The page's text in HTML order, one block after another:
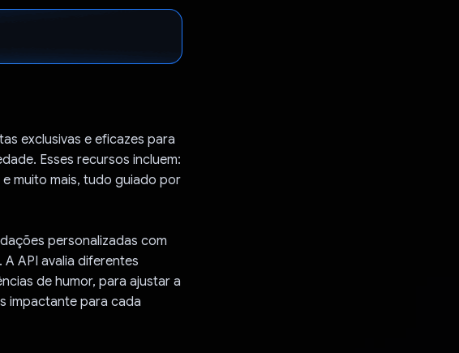
exclusivas e eficazes para
Esses recursos incluem:
muito mais, tudo guiado por
personalizadas com
API avalia diferentes
de humor, para ajustar a
impactante para cada